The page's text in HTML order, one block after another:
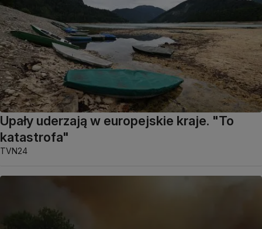
Upały uderzają w europejskie kraje. "To
katastrofa"
TVN24